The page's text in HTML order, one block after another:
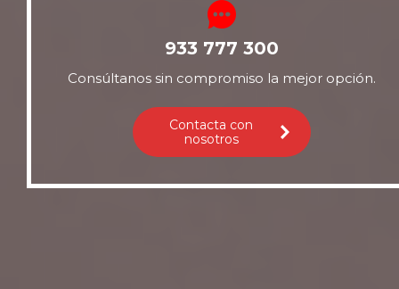
933 777 300
Consúltanos sin compromiso la mejor opción.
Contacta con
nosotros